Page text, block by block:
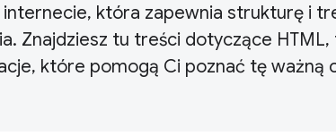
która zapewnia strukturę i
Znajdziesz tu treści dotyczące HTML,
które pomogą Ci poznać tę ważną